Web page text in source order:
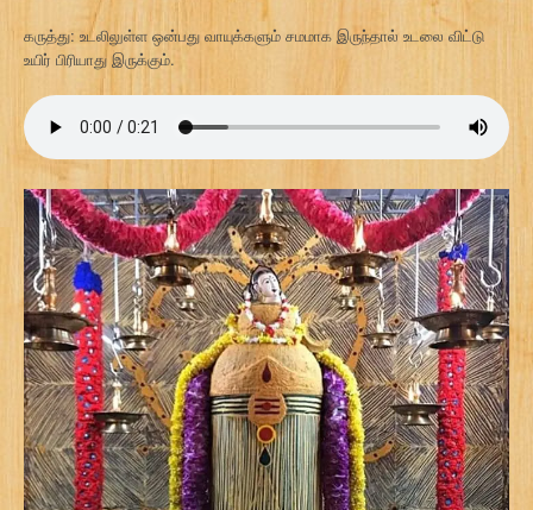
கருத்து: உடலிலுள்ள ஒன்பது வாயுக்களும் சமமாக இருந்தால் உடலை விட்டு
உயிர் பிரியாது இருக்கும்.